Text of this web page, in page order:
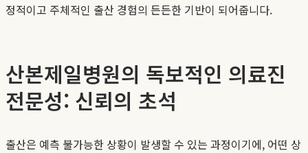
정적이고 주체적인 출산 경험의 든든한 기반이 되어줍니다.
산본제일병원의 독보적인 의료진
전문성: 신뢰의 초석
출산은 예측 불가능한 상황이 발생할 수 있는 과정이기에, 어떤 상